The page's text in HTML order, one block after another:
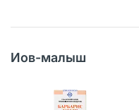
Иов-малыш